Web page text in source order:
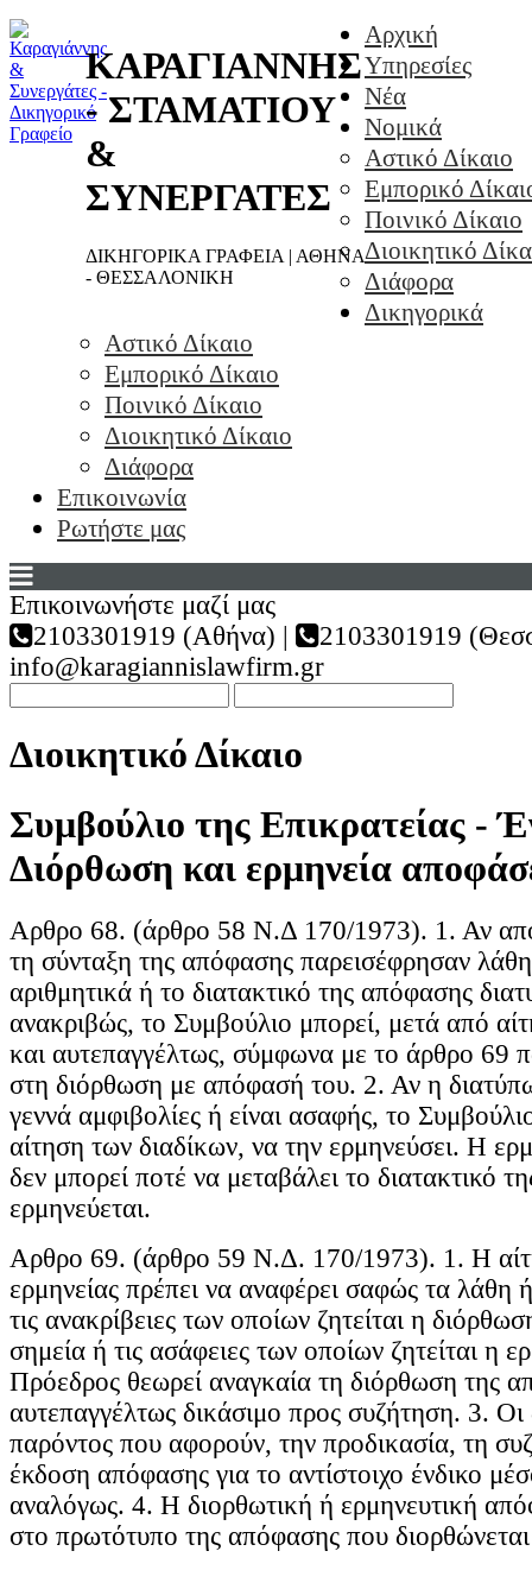
ΚΑΡΑΓΙΑΝΝΗΣ
- ΣΤΑΜΑΤΙΟΥ
&
ΣΥΝΕΡΓΑΤΕΣ
ΔΙΚΗΓΟΡΙΚΑ ΓΡΑΦΕΙΑ | ΑΘΗΝΑ
- ΘΕΣΣΑΛΟΝΙΚΗ
Αρχική
Υπηρεσίες
Νέα
Νομικά
Αστικό Δίκαιο
Εμπορικό
Ποινικό Δίκαιο
Διοικητικό
Διάφορα
Δικηγορικά
Αστικό Δίκαιο
Εμπορικό Δίκαιο
Ποινικό Δίκαιο
Διοικητικό Δίκαιο
Διάφορα
Επικοινωνία
Ρωτήστε μας
Επικοινωνήστε μαζί μας
2103301919 (Αθήνα) |
2103301919
info@karagiannislawfirm.gr
Διοικητικό Δίκαιο
Συμβούλιο της Επικρατείας -
Διόρθωση και ερμηνεία
Αρθρο 68. (άρθρο 58 Ν.Δ 170/1973). 1. Αν
τη σύνταξη της απόφασης παρεισέφρησαν
αριθμητικά ή το διατακτικό της απόφασης
ανακριβώς, το Συμβούλιο μπορεί, μετά από
και αυτεπαγγέλτως, σύμφωνα με το άρθρο 69
στη διόρθωση με απόφασή του. 2. Αν η
γεννά αμφιβολίες ή είναι ασαφής, το
αίτηση των διαδίκων, να την ερμηνεύσει. Η
δεν μπορεί ποτέ να μεταβάλει το διατακτικό
ερμηνεύεται.
Αρθρο 69. (άρθρο 59 Ν.Δ. 170/1973). 1. Η
ερμηνείας πρέπει να αναφέρει σαφώς τα λάθη
τις ανακρίβειες των οποίων ζητείται η
σημεία ή τις ασάφειες των οποίων ζητείται η
Πρόεδρος θεωρεί αναγκαία τη διόρθωση της
αυτεπαγγέλτως δικάσιμο προς συζήτηση. 3. Οι
παρόντος που αφορούν, την προδικασία, τη
έκδοση απόφασης για το αντίστοιχο ένδικο
αναλόγως. 4. Η διορθωτική ή ερμηνευτική
στο πρωτότυπο της απόφασης που